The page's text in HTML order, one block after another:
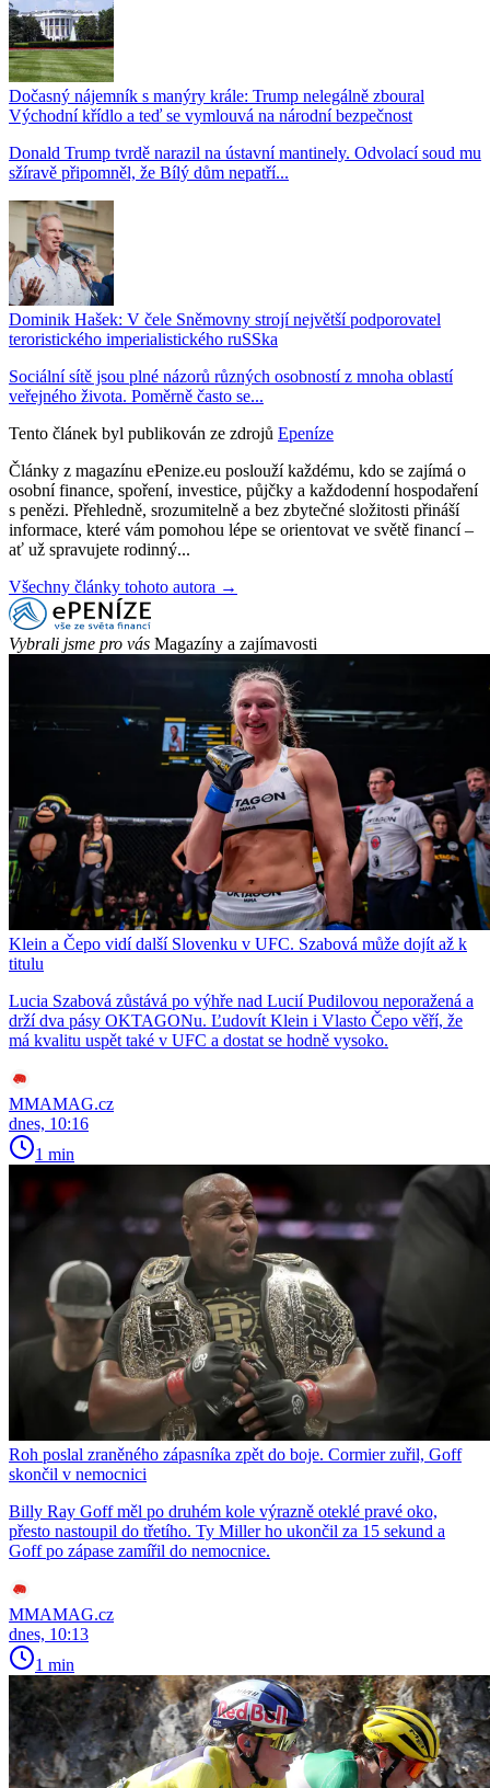
Dočasný nájemník s manýry krále: Trump nelegálně zboural
Východní křídlo a teď se vymlouvá na národní bezpečnost
Donald Trump tvrdě narazil na ústavní mantinely. Odvolací soud mu
sžíravě připomněl, že Bílý dům nepatří...
Dominik Hašek: V čele Sněmovny strojí největší podporovatel
teroristického imperialistického ruSSka
Sociální sítě jsou plné názorů různých osobností z mnoha oblastí
veřejného života. Poměrně často se...
Tento článek byl publikován ze zdrojů Epeníze
Články z magazínu ePenize.eu poslouží každému, kdo se zajímá o
osobní finance, spoření, investice, půjčky a každodenní hospodaření
s penězi. Přehledně, srozumitelně a bez zbytečné složitosti přináší
informace, které vám pomohou lépe se orientovat ve světě financí –
ať už spravujete rodinný...
Všechny články tohoto autora →
Vybrali jsme pro vás Magazíny a zajímavosti
Klein a Čepo vidí další Slovenku v UFC. Szabová může dojít až k
titulu
Lucia Szabová zůstává po výhře nad Lucií Pudilovou neporažená a
drží dva pásy OKTAGONu. Ľudovít Klein i Vlasto Čepo věří, že
má kvalitu uspět také v UFC a dostat se hodně vysoko.
MMAMAG.cz
dnes, 10:16
1 min
Roh poslal zraněného zápasníka zpět do boje. Cormier zuřil, Goff
skončil v nemocnici
Billy Ray Goff měl po druhém kole výrazně oteklé pravé oko,
přesto nastoupil do třetího. Ty Miller ho ukončil za 15 sekund a
Goff po zápase zamířil do nemocnice.
MMAMAG.cz
dnes, 10:13
1 min